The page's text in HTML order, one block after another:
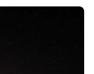
observação de